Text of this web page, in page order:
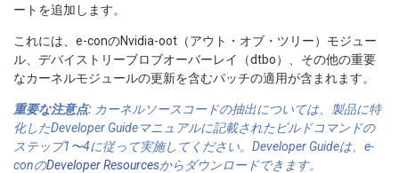
ートを追加します。
これには、e-conのNvidia-oot（アウト・オブ・ツリー）モジュー
ル、デバイストリーブロブオーバーレイ（dtbo）、その他の重要
なカーネルモジュールの更新を含むパッチの適用が含まれます。
重要な注意点: カーネルソースコードの抽出については、製品に特
化したDeveloper Guideマニュアルに記載されたビルドコマンドの
ステップ1〜4に従って実施してください。Developer Guideは、e-
conのDeveloper Resourcesからダウンロードできます。